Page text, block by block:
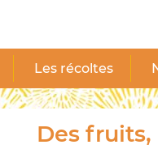
Les récoltes
Des